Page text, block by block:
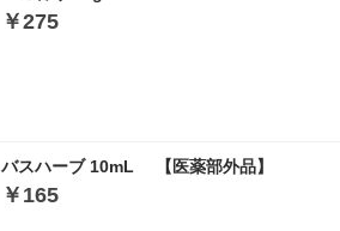
￥275
バスハーブ 10mL 【医薬部外品】
￥165